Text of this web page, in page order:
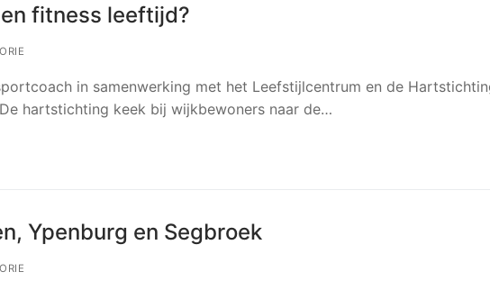
fitness leeftijd?
in samenwerking met het Leefstijlcentrum en de
hartstichting keek bij wijkbewoners naar de…
Ypenburg en Segbroek